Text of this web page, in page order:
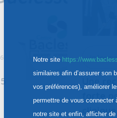
forte
Notre site https://
similaires afin d’assurer son
vos préférences), améliorer
permettre de vous connecter
notre site et enfin, afficher